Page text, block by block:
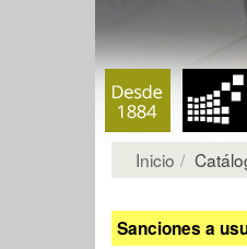
Inicio
Sanciones a